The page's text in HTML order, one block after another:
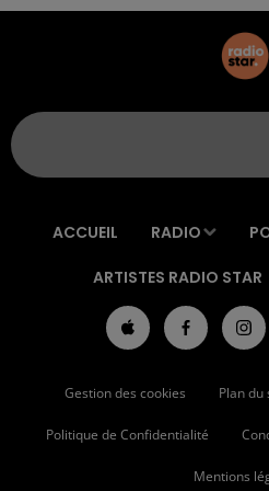
ACCUEIL RADIO
ARTISTES RADIO STAR
Gestion des cookies Plan du
Politique de Confidentialité
Mentions